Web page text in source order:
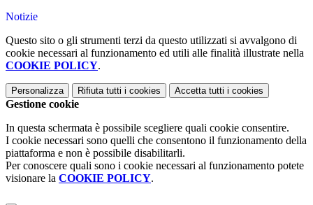
Notizie
Questo sito o gli strumenti terzi da questo utilizzati si avvalgono di
cookie necessari al funzionamento ed utili alle finalità illustrate nella
COOKIE POLICY.
Personalizza Rifiuta tutti i cookies Accetta tutti i cookies
Gestione cookie
In questa schermata è possibile scegliere quali cookie consentire.
I cookie necessari sono quelli che consentono il funzionamento della
piattaforma e non è possibile disabilitarli.
Per conoscere quali sono i cookie necessari al funzionamento potete
visionare la COOKIE POLICY.